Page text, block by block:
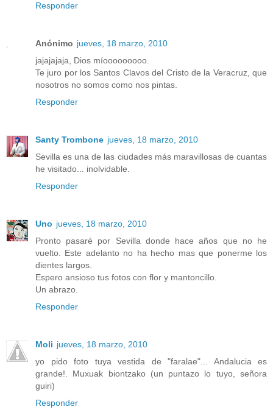
Responder
Anónimo jueves, 18 marzo, 2010
jajajajaja, Dios míooooooooo.
Te juro por los Santos Clavos del Cristo de la Veracruz, que
nosotros no somos como nos pintas.
Responder
Santy Trombone jueves, 18 marzo, 2010
Sevilla es una de las ciudades más maravillosas de cuantas
he visitado... inolvidable.
Responder
Uno jueves, 18 marzo, 2010
Pronto pasaré por Sevilla donde hace años que no he
vuelto. Este adelanto no ha hecho mas que ponerme los
dientes largos.
Espero ansioso tus fotos con flor y mantoncillo.
Un abrazo.
Responder
Moli jueves, 18 marzo, 2010
yo pido foto tuya vestida de "faralae"... Andalucia es
grande!. Muxuak biontzako (un puntazo lo tuyo, señora
guiri)
Responder